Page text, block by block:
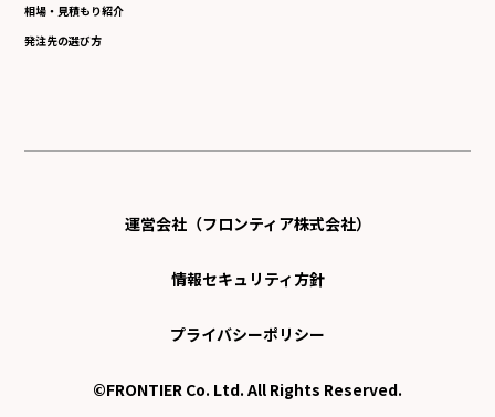
相場・見積もり紹介
発注先の選び方
運営会社（フロンティア株式会社）
情報セキュリティ方針
プライバシーポリシー
©FRONTIER Co. Ltd. All Rights Reserved.